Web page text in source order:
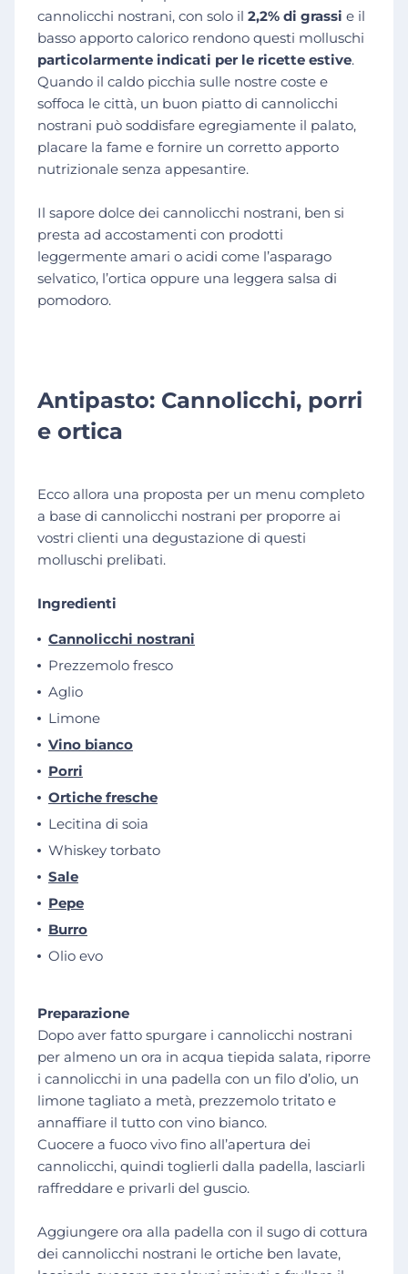
cannolicchi nostrani, con solo il 2,2% di grassi e il
basso apporto calorico rendono questi molluschi
particolarmente indicati per le ricette estive.
Quando il caldo picchia sulle nostre coste e
soffoca le città, un buon piatto di cannolicchi
nostrani può soddisfare egregiamente il palato,
placare la fame e fornire un corretto apporto
nutrizionale senza appesantire.
Il sapore dolce dei cannolicchi nostrani, ben si
presta ad accostamenti con prodotti
leggermente amari o acidi come l’asparago
selvatico, l’ortica oppure una leggera salsa di
pomodoro.
Antipasto: Cannolicchi, porri
e ortica
Ecco allora una proposta per un menu completo
a base di cannolicchi nostrani per proporre ai
vostri clienti una degustazione di questi
molluschi prelibati.
Ingredienti
Cannolicchi nostrani
Prezzemolo fresco
Aglio
Limone
Vino bianco
Porri
Ortiche fresche
Lecitina di soia
Whiskey torbato
Sale
Pepe
Burro
Olio evo
Preparazione
Dopo aver fatto spurgare i cannolicchi nostrani
per almeno un ora in acqua tiepida salata, riporre
i cannolicchi in una padella con un filo d’olio, un
limone tagliato a metà, prezzemolo tritato e
annaffiare il tutto con vino bianco.
Cuocere a fuoco vivo fino all’apertura dei
cannolicchi, quindi toglierli dalla padella, lasciarli
raffreddare e privarli del guscio.
Aggiungere ora alla padella con il sugo di cottura
dei cannolicchi nostrani le ortiche ben lavate,